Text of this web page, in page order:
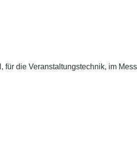
die Veranstaltungstechnik, im